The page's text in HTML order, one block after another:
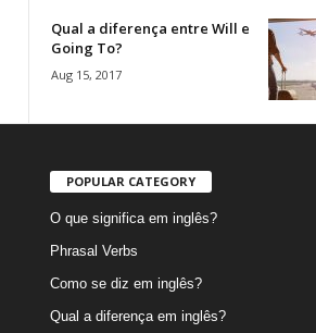
Qual a diferença entre Will e
Going To?
Aug 15, 2017
POPULAR CATEGORY
O que significa em inglês?
Phrasal Verbs
Como se diz em inglês?
Qual a diferença em inglês?